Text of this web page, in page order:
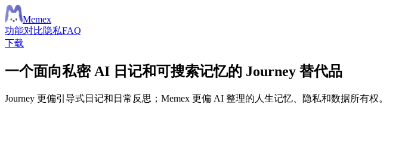
Memex
功能对比隐私FAQ
下载
一个面向私密 AI 日记和可搜索记忆的 Journey 替代品
Journey 更偏引导式日记和日常反思；Memex 更偏 AI 整理的人生记忆、隐私和数据所有权。